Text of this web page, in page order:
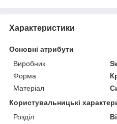
Характеристики
Основні атрибути
Виробник
Форма
Матеріал
Користувальницькі
Розділ